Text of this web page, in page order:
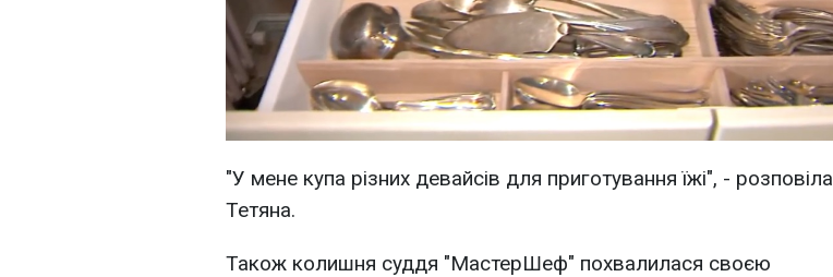
"У мене купа різних девайсів для приготування їжі", - розповіла
Тетяна.
Також колишня суддя "МастерШеф" похвалилася своєю